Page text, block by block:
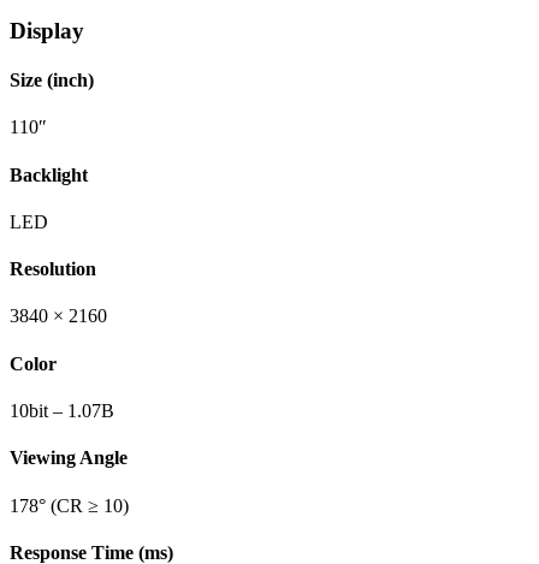
Display
Size (inch)
110″
Backlight
LED
Resolution
3840 × 2160
Color
10bit – 1.07B
Viewing Angle
178° (CR ≥ 10)
Response Time (ms)